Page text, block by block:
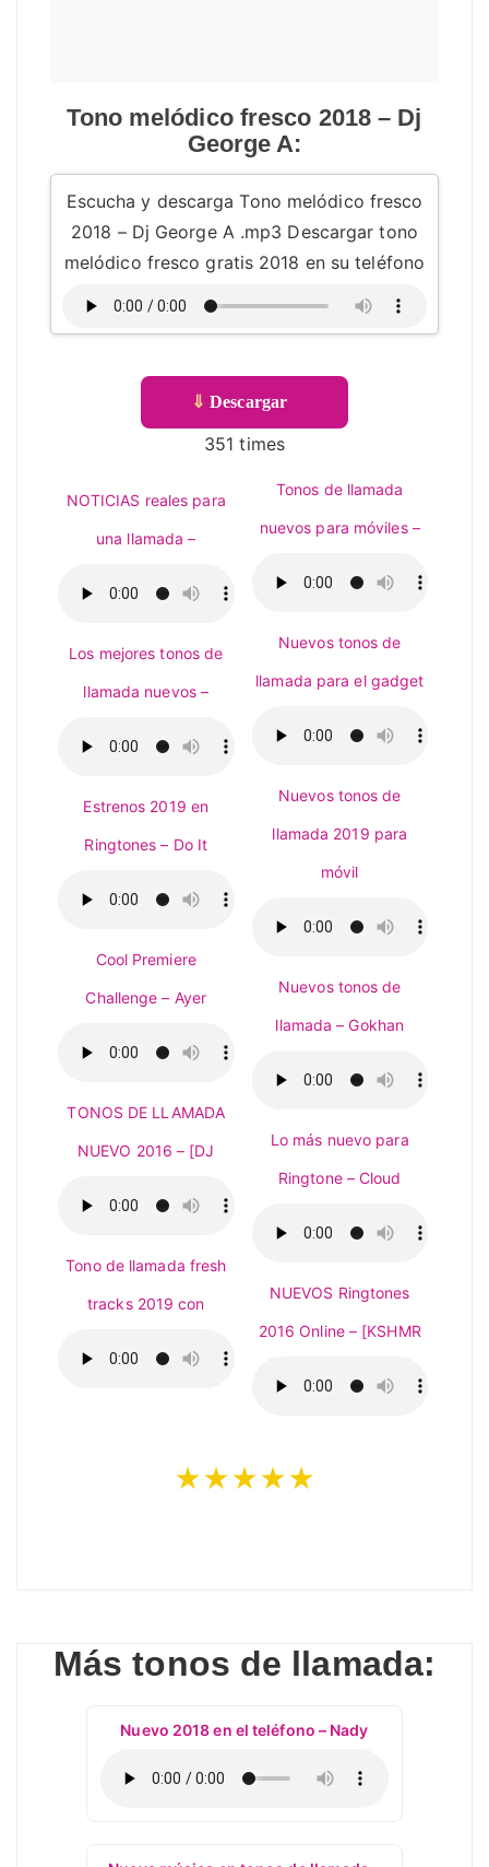
Tono melódico fresco 2018 – Dj
George A:
Escucha y descarga Tono melódico fresco
2018 – Dj George A .mp3 Descargar tono
melódico fresco gratis 2018 en su teléfono
⇓ Descargar
351 times
NOTICIAS reales para
una llamada –
Los mejores tonos de
llamada nuevos –
Estrenos 2019 en
Ringtones – Do It
Cool Premiere
Challenge – Ayer
TONOS DE LLAMADA
NUEVO 2016 – [DJ
Tono de llamada fresh
tracks 2019 con
Tonos de llamada
nuevos para móviles –
Nuevos tonos de
llamada para el gadget
Nuevos tonos de
llamada 2019 para
móvil
Nuevos tonos de
llamada – Gokhan
Lo más nuevo para
Ringtone – Cloud
NUEVOS Ringtones
2016 Online – [KSHMR
★★★★★
Más tonos de llamada:
Nuevo 2018 en el teléfono – Nady